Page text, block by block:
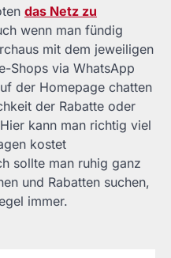
das Netz zu
wenn man fündig
mit dem jeweiligen
Shops via WhatsApp
der Homepage chatten
der Rabatte oder
kann man richtig viel
kostet
sollte man ruhig ganz
und Rabatten suchen,
immer.